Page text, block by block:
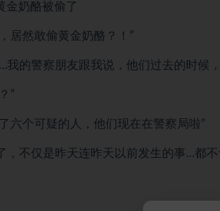
金奶酪被偷了
居然敢偷黄金奶酪？！”
我的警察朋友跟我说，他们过去的时候
”
六个可疑的人，他们现在在警察局啦”
，不仅是昨天连昨天以前发生的事…都